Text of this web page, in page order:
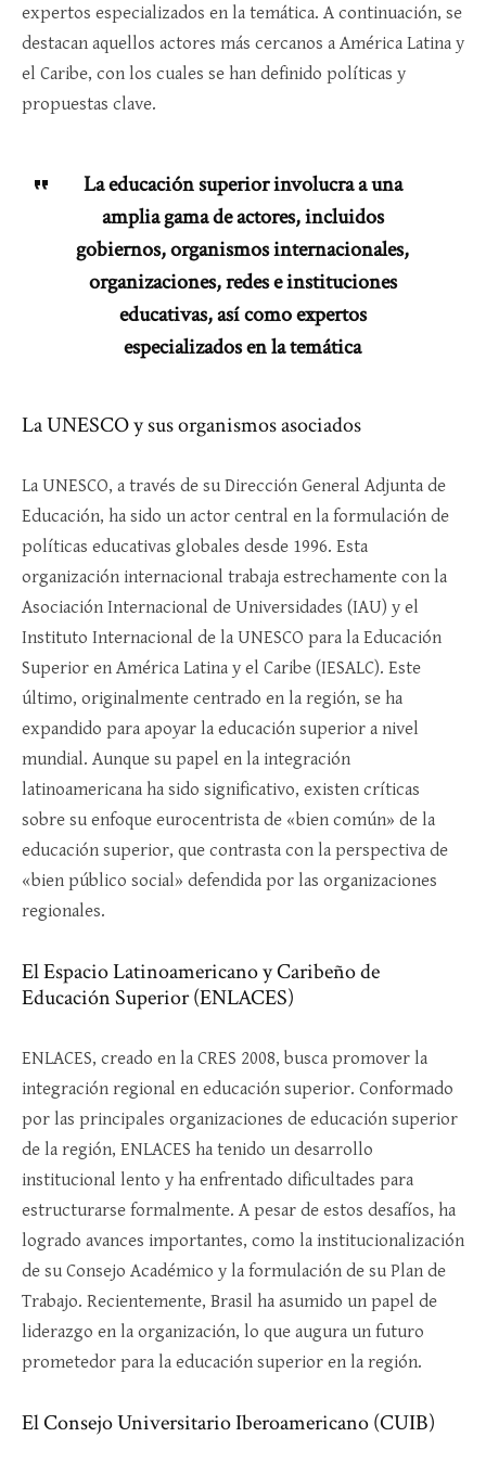
expertos especializados en la temática. A continuación, se
destacan aquellos actores más cercanos a América Latina y
el Caribe, con los cuales se han definido políticas y
propuestas clave.
La educación superior involucra a una
amplia gama de actores, incluidos
gobiernos, organismos internacionales,
organizaciones, redes e instituciones
educativas, así como expertos
especializados en la temática
La UNESCO y sus organismos asociados
La UNESCO, a través de su Dirección General Adjunta de
Educación, ha sido un actor central en la formulación de
políticas educativas globales desde 1996. Esta
organización internacional trabaja estrechamente con la
Asociación Internacional de Universidades (IAU) y el
Instituto Internacional de la UNESCO para la Educación
Superior en América Latina y el Caribe (IESALC). Este
último, originalmente centrado en la región, se ha
expandido para apoyar la educación superior a nivel
mundial. Aunque su papel en la integración
latinoamericana ha sido significativo, existen críticas
sobre su enfoque eurocentrista de «bien común» de la
educación superior, que contrasta con la perspectiva de
«bien público social» defendida por las organizaciones
regionales.
El Espacio Latinoamericano y Caribeño de
Educación Superior (ENLACES)
ENLACES, creado en la CRES 2008, busca promover la
integración regional en educación superior. Conformado
por las principales organizaciones de educación superior
de la región, ENLACES ha tenido un desarrollo
institucional lento y ha enfrentado dificultades para
estructurarse formalmente. A pesar de estos desafíos, ha
logrado avances importantes, como la institucionalización
de su Consejo Académico y la formulación de su Plan de
Trabajo. Recientemente, Brasil ha asumido un papel de
liderazgo en la organización, lo que augura un futuro
prometedor para la educación superior en la región.
El Consejo Universitario Iberoamericano (CUIB)